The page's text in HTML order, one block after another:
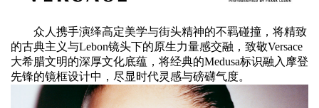
众人携手演绎高定美学与街头精神的不羁碰撞，将精致
的古典主义与Lebon镜头下的原生力量感交融，致敬Versace
大希腊文明的深厚文化底蕴，将经典的Medusa标识融入摩登
先锋的镜框设计中，尽显时代灵感与磅礴气度。